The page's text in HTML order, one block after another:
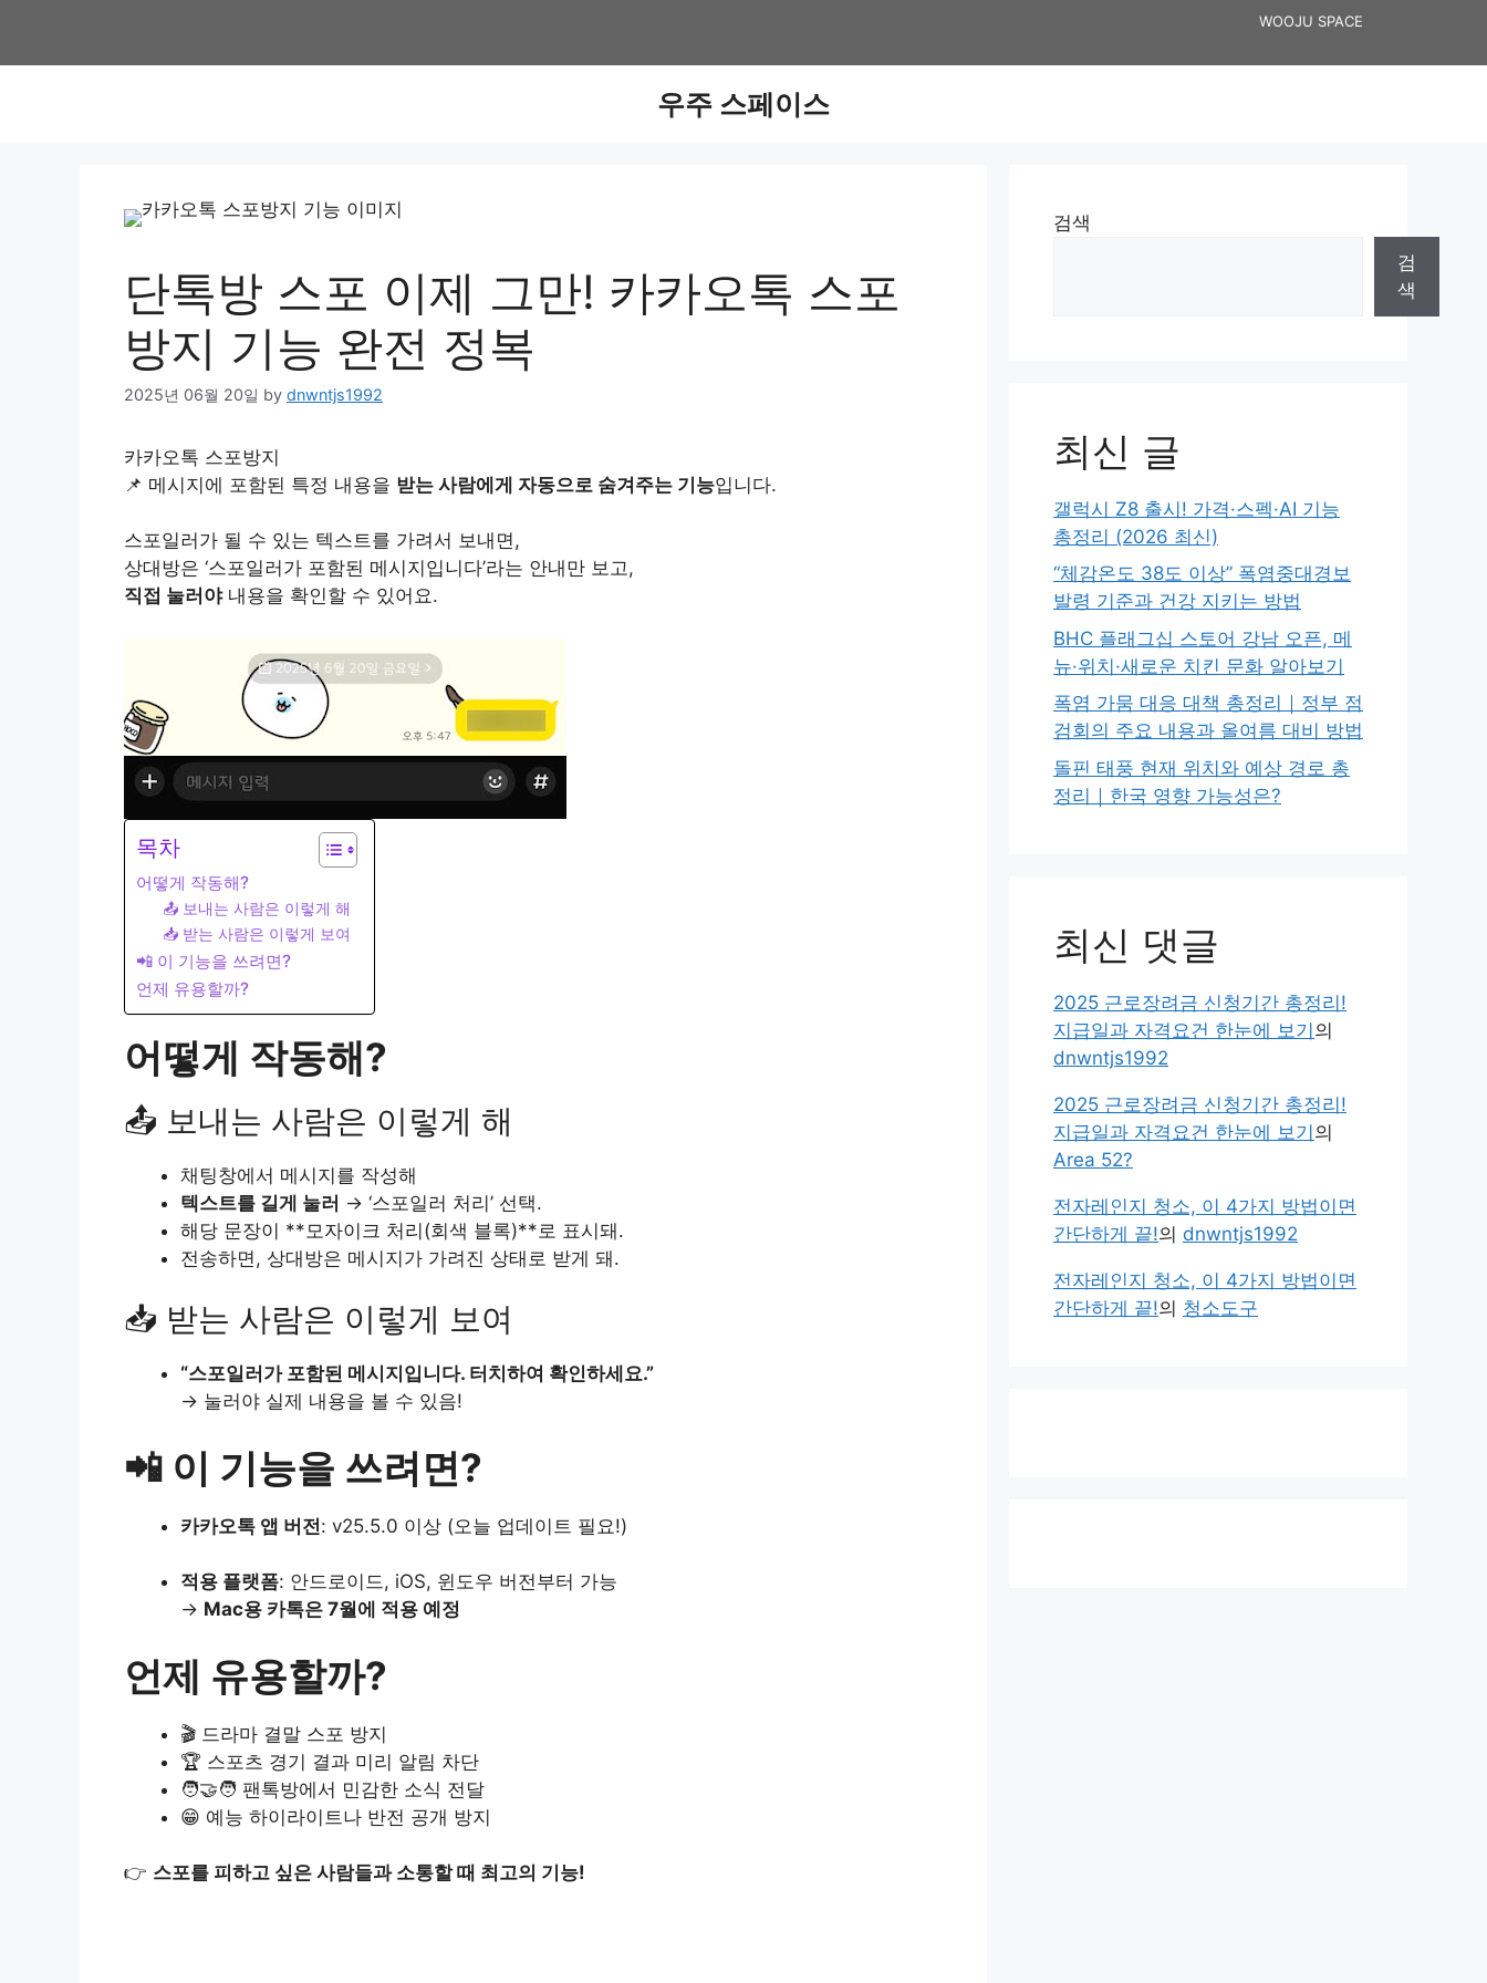
content
WOOJU SPACE
우주 스페이스
단톡방 스포 이제 그만! 카카오톡 스포
방지 기능 완전 정복
2025년 06월 20일 by dnwntjs1992
카카오톡 스포방지
📌 메시지에 포함된 특정 내용을 받는 사람에게 자동으로 숨겨주는 기능입니다.
스포일러가 될 수 있는 텍스트를 가려서 보내면,
상대방은 ‘스포일러가 포함된 메시지입니다’라는 안내만 보고,
직접 눌러야내용을 확인할 수 있어요.
목차
어떻게 작동해?
📤 보내는 사람은 이렇게 해
📥 받는 사람은 이렇게 보여
📲 이 기능을 쓰려면?
언제 유용할까?
어떻게 작동해?
📤 보내는 사람은 이렇게 해
채팅창에서 메시지를 작성해
텍스트를 길게 눌러 → ‘스포일러 처리’ 선택.
해당 문장이 **모자이크 처리(회색 블록)**로 표시돼.
전송하면, 상대방은 메시지가 가려진 상태로 받게 돼.
📥 받는 사람은 이렇게 보여
“스포일러가 포함된 메시지입니다. 터치하여 확인하세요.”
→ 눌러야 실제 내용을 볼 수 있음!
📲 이 기능을 쓰려면?
카카오톡 앱 버전: v25.5.0 이상 (오늘 업데이트 필요!)
적용 플랫폼: 안드로이드, iOS, 윈도우 버전부터 가능
→ Mac용 카톡은 7월에 적용 예정
언제 유용할까?
🎬 드라마 결말 스포 방지
🏆 스포츠 경기 결과 미리 알림 차단
🧑‍🤝‍🧑 팬톡방에서 민감한 소식 전달
😁 예능 하이라이트나 반전 공개 방지
👉 스포를 피하고 싶은 사람들과 소통할 때 최고의 기능!
검색
검
색
최신 글
갤럭시 Z8 출시! 가격·스펙·AI 기능
총정리 (2026 최신)
“체감온도 38도 이상” 폭염중대경보
발령 기준과 건강 지키는 방법
BHC 플래그십 스토어 강남 오픈, 메
뉴·위치·새로운 치킨 문화 알아보기
폭염 가뭄 대응 대책 총정리｜정부 점
검회의 주요 내용과 올여름 대비 방법
돌핀 태풍 현재 위치와 예상 경로 총
정리｜한국 영향 가능성은?
최신 댓글
2025 근로장려금 신청기간 총정리!
지급일과 자격요건 한눈에 보기의
dnwntjs1992
2025 근로장려금 신청기간 총정리!
지급일과 자격요건 한눈에 보기의
Area 52?
전자레인지 청소, 이 4가지 방법이면
간단하게 끝!의 dnwntjs1992
전자레인지 청소, 이 4가지 방법이면
간단하게 끝!의 청소도구